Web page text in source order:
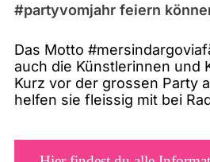
#partyvomjahr feiern
Das Motto
auch die Künstlerinnen und
Kurz vor der grossen Party
helfen sie fleissig mit bei